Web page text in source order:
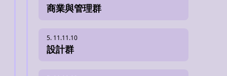
商業與管理群
設計群